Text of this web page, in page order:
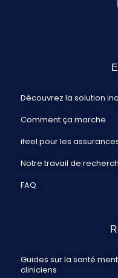
Découvrez la solution
Comment ça marche
ifeel pour les
Notre travail de
FAQ
Guides sur la santé
cliniciens